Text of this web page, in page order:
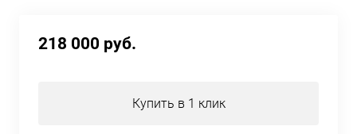
218 000 руб.
Купить в 1 клик